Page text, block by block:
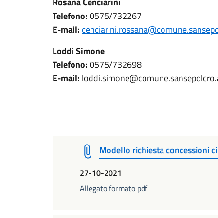
Telefono:0575/732267
E-mail:
Loddi Simone
Telefono:0575/732698
E-mail:
Modello richiesta concessioni
27-10-2021
Allegato formato pdf